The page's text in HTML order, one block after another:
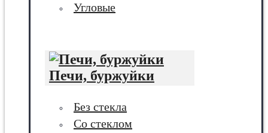
Угловые
Печи, буржуйки
Без стекла
Со стеклом